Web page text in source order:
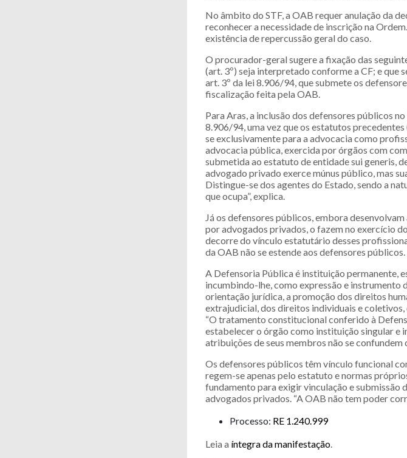
No âmbito do STF, a OAB requer anulação da
reconhecer a necessidade de inscrição na
existência de repercussão geral do caso.
O procurador-geral sugere a fixação das
(art. 3º) seja interpretado conforme a CF; e que
art. 3º da lei 8.906/94, que submete os
fiscalização feita pela OAB.
Para Aras, a inclusão dos defensores públicos
8.906/94, uma vez que os estatutos
se exclusivamente para a advocacia como
advocacia pública, exercida por órgãos com
submetida ao estatuto de entidade sui generis,
advogado privado exerce múnus público, mas
Distingue-se dos agentes do Estado, sendo a
que ocupa”, explica.
Já os defensores públicos, embora
por advogados privados, o fazem no exercício
decorre do vínculo estatutário desses
da OAB não se estende aos defensores públicos.
A Defensoria Pública é instituição permanente,
incumbindo-lhe, como expressão e
orientação jurídica, a promoção dos direitos
extrajudicial, dos direitos individuais e
“O tratamento constitucional conferido à
estabelecer o órgão como instituição singular e
atribuições de seus membros não se
Os defensores públicos têm vínculo funcional
regem-se apenas pelo estatuto e normas
fundamento para exigir vinculação e submissão
advogados privados. “A OAB não tem poder
Processo: RE 1.240.999
Leia a íntegra da manifestação.